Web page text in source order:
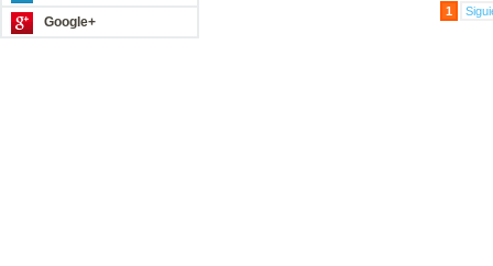
Google+
1